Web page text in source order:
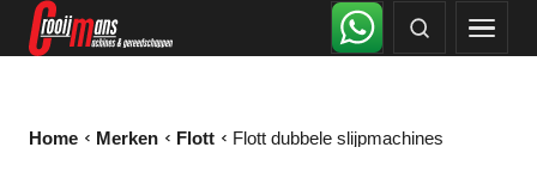
Home Merken Flott Flott dubbele slijpmachines